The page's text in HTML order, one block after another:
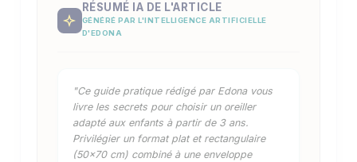
RÉSUMÉ IA DE L'ARTICLE
GÉNÉRÉ PAR L'INTELLIGENCE ARTIFICIELLE
D'EDONA
"Ce guide pratique rédigé par Edona vous
livre les secrets pour choisir un oreiller
adapté aux enfants à partir de 3 ans.
Privilégier un format plat et rectangulaire
(50x70 cm) combiné à une enveloppe